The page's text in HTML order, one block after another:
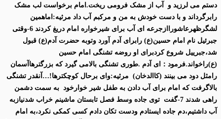
دستم می لرزید و آب از مشک فرومی ریخت.امام برخواست لب مشک
رابرگرداند و با دست خودش به من و مرکبم آب داد مرثیه:اماهمین
لشگرظهرعاشوراازجرعه ای آب برای شیرخواره امام دریغ کردند 6-وقتی
جبرئیل نام امام حسین(ع) رابرای آدم آورد وتوبه حضرت آدم(ع) قبول
شد،جبرییل شروع کردبرای او روضه تشنگی امام حسین
(ع)راخواند.فرمود：ای آدم .طوری تشنگی بالامی گیرد که بزرگترهاآسمان
رامثل دود می بینند (کاالدخان) مرثیه:وای برحال کوچکترها!…آنقدر تشنگی
بالاگرفت که امام برای آب دادن به طفل شیر خوارخود به سمت دشمن
راهی شدند 7-گفت توی جاده وسط فصل تابستان ماشینم خراب شدنیازبه
آب داشتیم،دم جاده ایستادم ودست تکان دادم کسی کمکی نکرد،به امام